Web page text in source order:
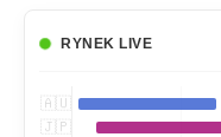
RYNEK LIVE
🇦🇺
🇯🇵